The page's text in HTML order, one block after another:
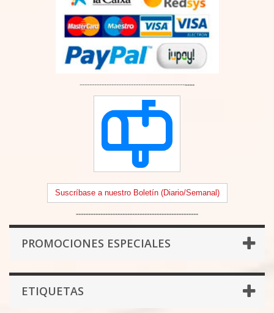
-----------------------------------------------
Suscríbase a nuestro Boletín (Diario/Semanal)
--------------------------------------------------
PROMOCIONES ESPECIALES
ETIQUETAS